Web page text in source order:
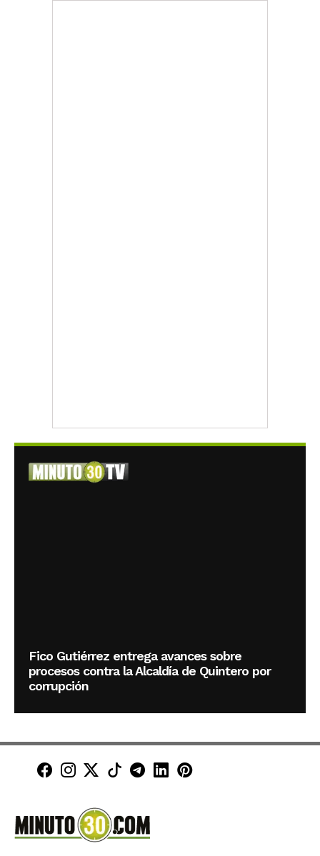
Fico Gutiérrez entrega avances sobre
procesos contra la Alcaldía de Quintero por
corrupción
Minuto30 en Facebook
Minuto30 en Instagram
Minuto30 en X (Twitter)
Minuto30 en TikTok
Canal de Minuto30 en
Minuto30 en LinkedIn
Minuto30 en